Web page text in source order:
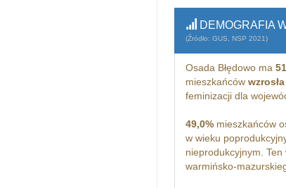
DEMOGRAFIA
(Źródło: GUS, NSP 2021)
Osada Błędowo ma 51
mieszkańców wzrosła
feminizacji dla
49,0%mieszkańców
w wieku
nieprodukcyjnym.
warmińsko-